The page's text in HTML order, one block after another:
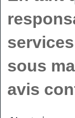
sous
avis